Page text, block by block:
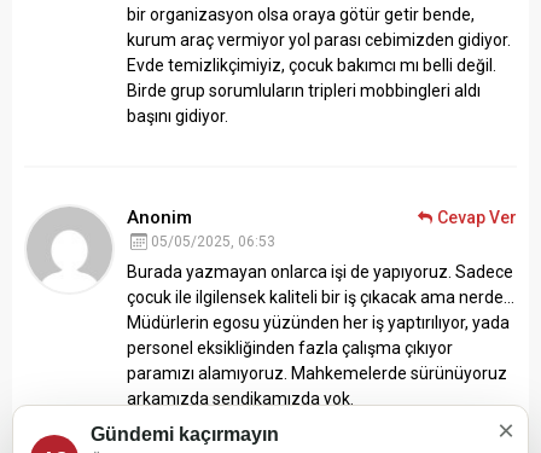
bir organizasyon olsa oraya götür getir bende,
kurum araç vermiyor yol parası cebimizden gidiyor.
Evde temizlikçimiyiz, çocuk bakımcı mı belli değil.
Birde grup sorumluların tripleri mobbingleri aldı
başını gidiyor.
Anonim
05/05/2025, 06:53
Burada yazmayan onlarca işi de yapıyoruz. Sadece
çocuk ile ilgilensek kaliteli bir iş çıkacak ama nerde…
Müdürlerin egosu yüzünden her iş yaptırılıyor, yada
personel eksikliğinden fazla çalışma çıkıyor
paramızı alamıyoruz. Mahkemelerde sürünüyoruz
arkamızda sendikamızda yok.
Cevap Ver
×
Gündemi kaçırmayın